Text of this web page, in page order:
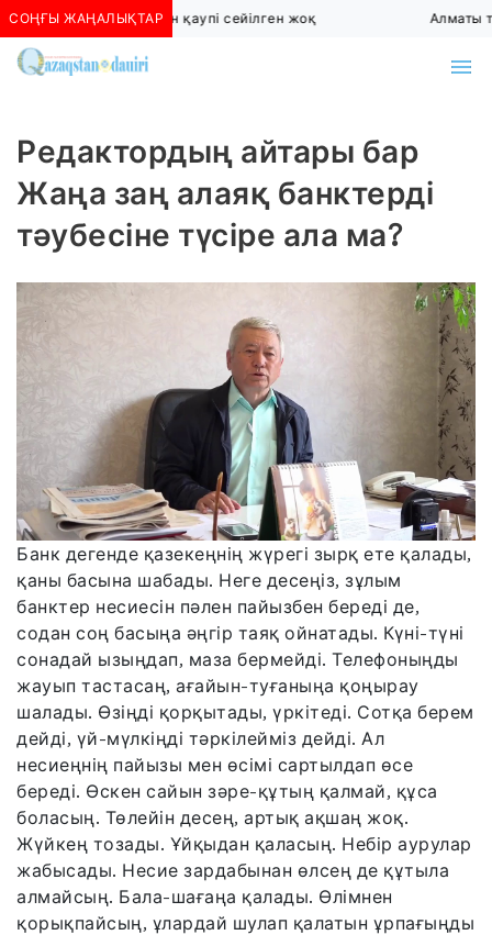
СОҢҒЫ ЖАҢАЛЫҚТАР
Алматыда көшкін қаупі сейілген жоқ Алматы
Редактордың айтары бар
Жаңа заң алаяқ банктерді
тәубесіне түсіре ала ма?
Банк дегенде қазекеңнің жүрегі зырқ ете қалады,
қаны басына шабады. Неге десеңіз, зұлым
банктер несиесін пәлен пайызбен береді де,
содан соң басыңа әңгір таяқ ойнатады. Күні-түні
сонадай ызыңдап, маза бермейді. Телефоныңды
жауып тастасаң, ағайын-туғаныңа қоңырау
шалады. Өзіңді қорқытады, үркітеді. Сотқа берем
дейді, үй-мүлкіңді тәркілейміз дейді. Ал
несиеңнің пайызы мен өсімі сартылдап өсе
береді. Өскен сайын зәре-құтың қалмай, құса
боласың. Төлейін десең, артық ақшаң жоқ.
Жүйкең тозады. Ұйқыдан қаласың. Небір аурулар
жабысады. Несие зардабынан өлсең де құтыла
алмайсың. Бала-шағаңа қалады. Өлімнен
қорықпайсың, ұлардай шулап қалатын ұрпағыңды